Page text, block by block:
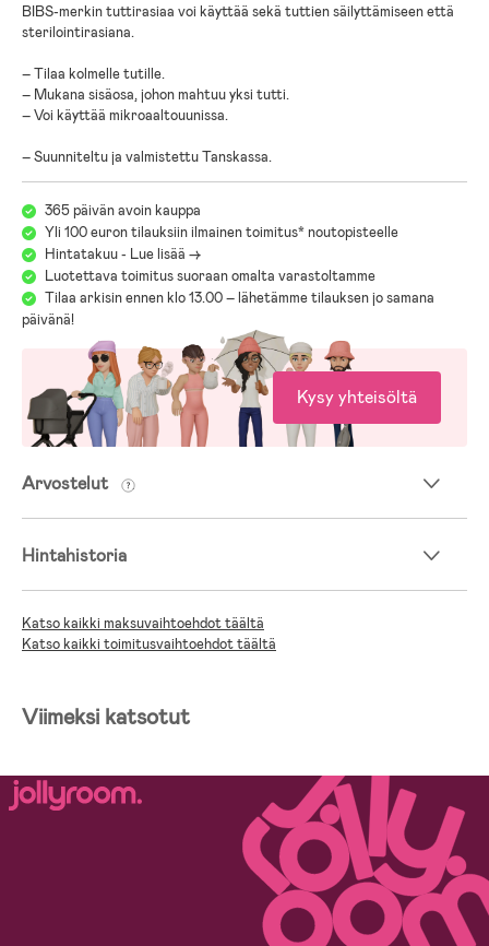
BIBS-merkin tuttirasiaa voi käyttää sekä tuttien säilyttämiseen että
sterilointirasiana.
– Tilaa kolmelle tutille.
– Mukana sisäosa, johon mahtuu yksi tutti.
– Voi käyttää mikroaaltouunissa.
– Suunniteltu ja valmistettu Tanskassa.
365 päivän avoin kauppa
Yli 100 euron tilauksiin ilmainen toimitus* noutopisteelle
Hintatakuu - Lue lisää ->
Luotettava toimitus suoraan omalta varastoltamme
Tilaa arkisin ennen klo 13.00 – lähetämme tilauksen jo samana
päivänä!
Kysy yhteisöltä
Arvostelut
Hintahistoria
Katso kaikki maksuvaihtoehdot täältä
Katso kaikki toimitusvaihtoehdot täältä
Viimeksi katsotut